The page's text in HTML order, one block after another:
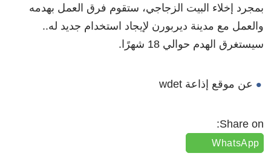
بمجرد إخلاء البيت الزجاجي، ستقوم فرق العمل بهدمه
والعمل مع مدينة ديربورن لإيجاد استخدام جديد له..
سيستغرق الهدم حوالي 18 شهرًا.
عن موقع إذاعة wdet
Share on:
WhatsApp